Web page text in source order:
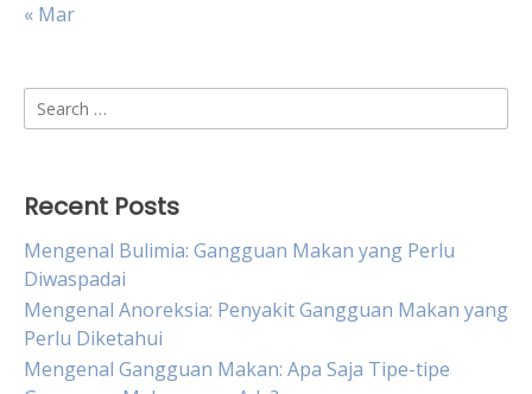
« Mar
Search
for:
Recent Posts
Mengenal Bulimia: Gangguan Makan yang Perlu
Diwaspadai
Mengenal Anoreksia: Penyakit Gangguan Makan yang
Perlu Diketahui
Mengenal Gangguan Makan: Apa Saja Tipe-tipe